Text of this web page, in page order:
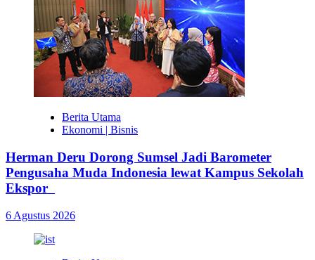
Berita Utama
Ekonomi | Bisnis
Herman Deru Dorong Sumsel Jadi Barometer
Pengusaha Muda Indonesia lewat Kampus Sekolah
Ekspor
6 Agustus 2026